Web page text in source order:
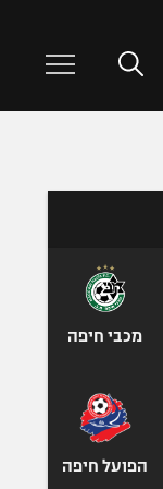
מכבי חיפה
הפועל חיפה